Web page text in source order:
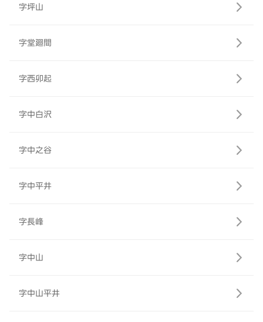
字坪山
字堂廻間
字西卯起
字中白沢
字中之谷
字中平井
字長峰
字中山
字中山平井